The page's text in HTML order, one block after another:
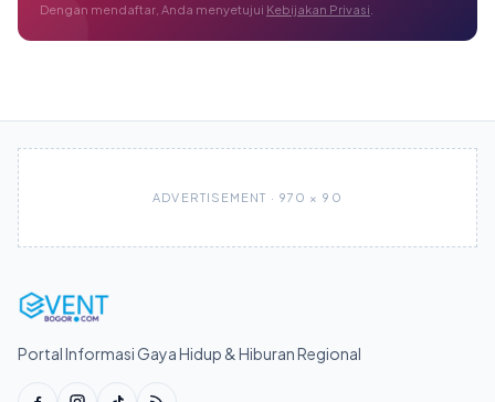
Dengan mendaftar, Anda menyetujui Kebijakan Privasi
ADVERTISEMENT · 970 × 90
Portal Informasi Gaya Hidup & Hiburan Regional